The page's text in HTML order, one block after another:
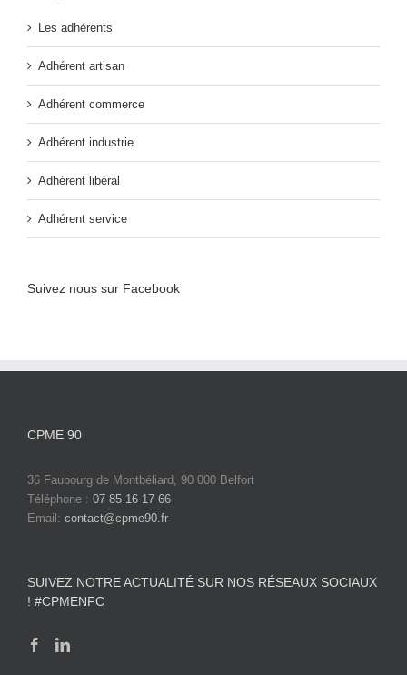
Les adhérents
Adhérent artisan
Adhérent commerce
Adhérent industrie
Adhérent libéral
Adhérent service
Suivez nous sur Facebook
CPME 90
36 Faubourg de Montbéliard, 90 000 Belfort
Téléphone : 07 85 16 17 66
Email: contact@cpme90.fr
SUIVEZ NOTRE ACTUALITÉ SUR NOS RÉSEAUX SOCIAUX
! #CPMENFC